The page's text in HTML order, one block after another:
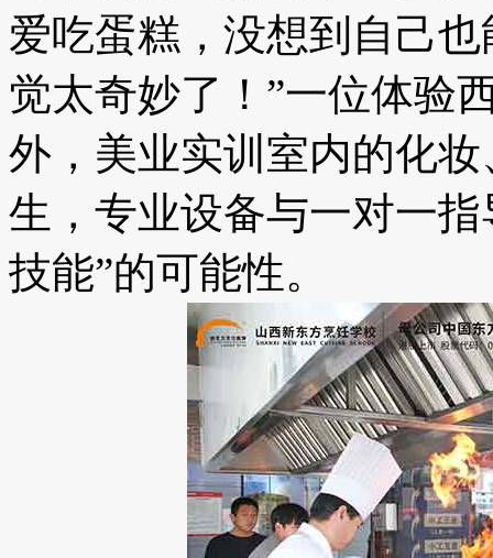
爱吃蛋糕，没想到自己
觉太奇妙了！”一位体验
外，美业实训室内的化
生，专业设备与一对一
技能”的可能性。